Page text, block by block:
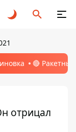
🔴
отрицал